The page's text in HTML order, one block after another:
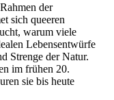
der
sich queeren
warum viele
Lebensentwürfe
Strenge der Natur.
im frühen 20.
sie bis heute